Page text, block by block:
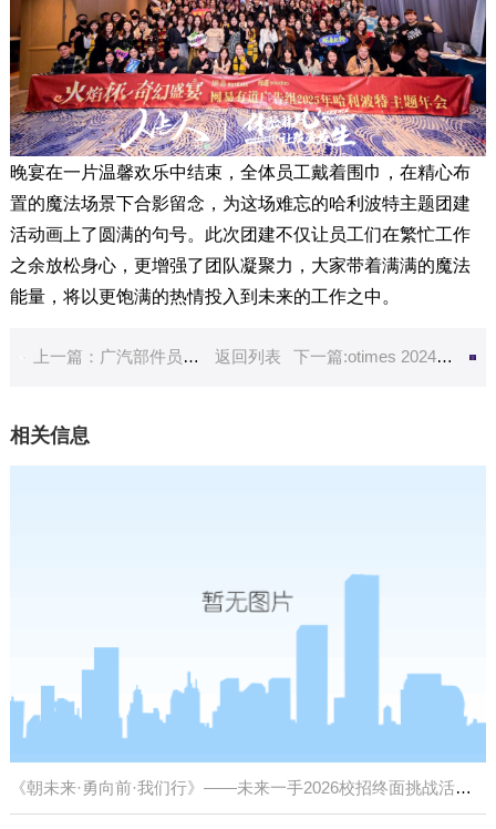
晚宴在一片温馨欢乐中结束，全体员工戴着围巾，在精心布
置的魔法场景下合影留念，为这场难忘的哈利波特主题团建
活动画上了圆满的句号。此次团建不仅让员工们在繁忙工作
之余放松身心，更增强了团队凝聚力，大家带着满满的魔法
能量，将以更饱满的热情投入到未来的工作之中。
上一篇：广汽部件员工“从xin出发，舞动未来”拓展培训活动圆满举行 返回列表 下一篇:otimes 2024年度拓展活动：破局逆境，重构优势
相关信息
《朝未来·勇向前·我们行》——未来一手2026校招终面挑战活动圆满结束